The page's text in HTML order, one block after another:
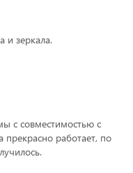
и зеркала.
с совместимостью с
работает, по